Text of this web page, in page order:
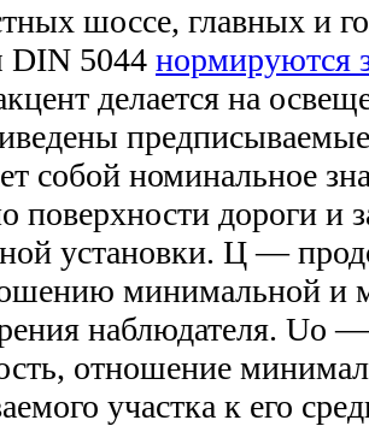
шоссе, главных и
DIN 5044 нормируются
делается на
собой номинальное
поверхности дороги и
установки. Ц —
минимальной и
наблюдателя. Uo
отношение
участка к его